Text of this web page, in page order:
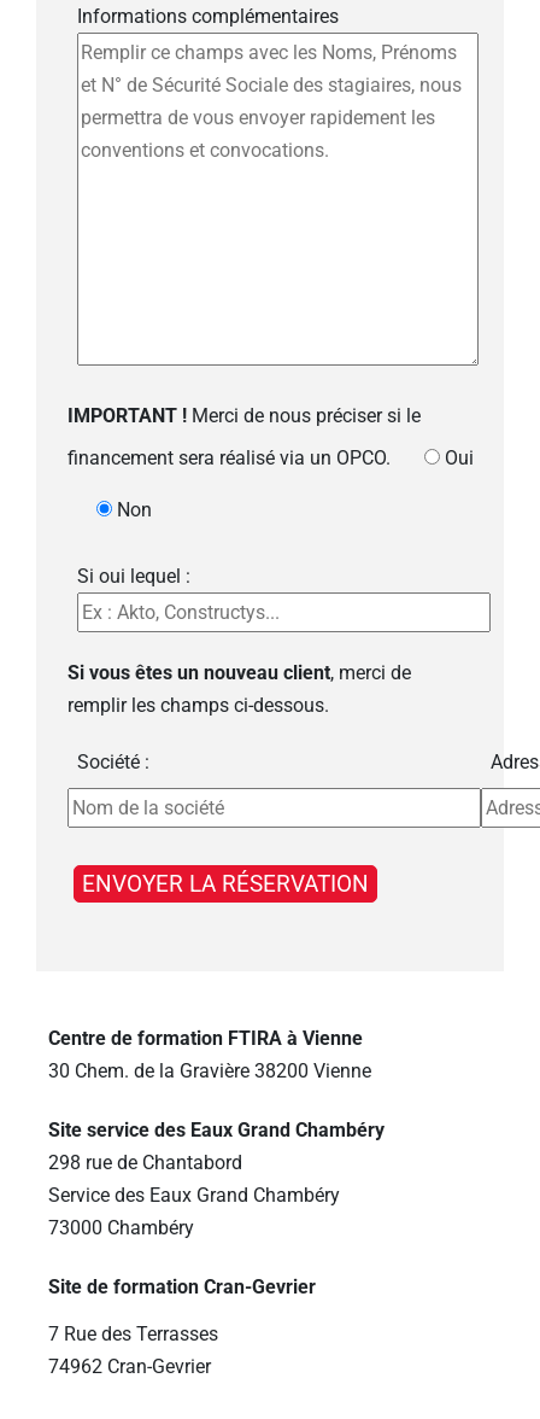
Informations complémentaires
IMPORTANT ! Merci de nous préciser si le
financement sera réalisé via un OPCO.
Oui
Non
Si oui lequel :
Si vous êtes un nouveau client, merci de
remplir les champs ci-dessous.
Société :
Centre de formation FTIRA à Vienne
30 Chem. de la Gravière 38200 Vienne
Site service des Eaux Grand Chambéry
298 rue de Chantabord
Service des Eaux Grand Chambéry
73000 Chambéry
Site de formation Cran-Gevrier
7 Rue des Terrasses
74962 Cran-Gevrier